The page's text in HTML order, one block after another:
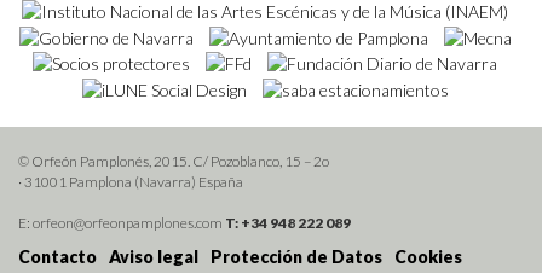
© Orfeón Pamplonés, 2015. C/ Pozoblanco, 15 – 2o
· 31001 Pamplona (Navarra) España
E: orfeon@orfeonpamplones.com T: +34 948 222 089
Contacto Aviso legal Protección de Datos
Cookies